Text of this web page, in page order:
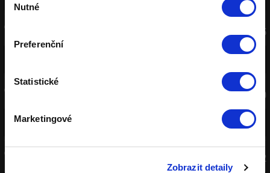
souhlasu
Nutné
Preferenční
Statistické
Marketingové
Zobrazit detaily
1,05 35,44
Dnes 18:00 -
195
Víkingur Reykjavík
Braga - FC Dinamo Minsk
+ 190
Braga FC Dinamo Minsk
22,26
FC Lugano - NSÍ Runavík
192